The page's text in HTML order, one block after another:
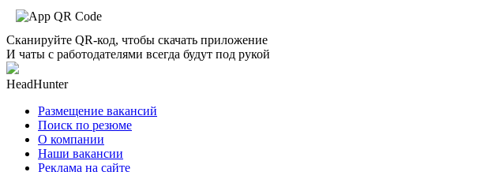
Сканируйте QR-код, чтобы скачать приложение
И чаты с работодателями всегда будут под рукой
HeadHunter
Размещение вакансий
Поиск по резюме
О компании
Наши вакансии
Реклама на сайте